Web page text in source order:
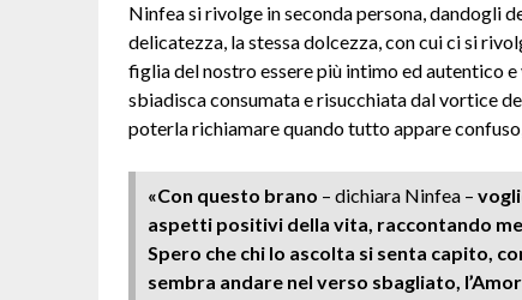
Ninfea si rivolge in seconda persona, dandogli
delicatezza, la stessa dolcezza, con cui ci si
figlia del nostro essere più intimo ed autentico
sbiadisca consumata e risucchiata dal vortice
poterla richiamare quando tutto appare
«Con questo brano – dichiara Ninfea –
aspetti positivi della vita, raccontando
Spero che chi lo ascolta si senta capito,
sembra andare nel verso sbagliato,